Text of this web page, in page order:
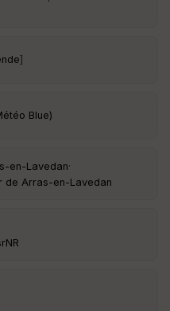
]
Blue)
en-Lavedan·
de Arras-en-Lavedan